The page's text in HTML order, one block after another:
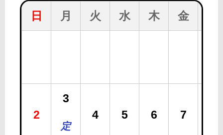
日 月 火 水 木 金
2
3
定
4 5 6 7